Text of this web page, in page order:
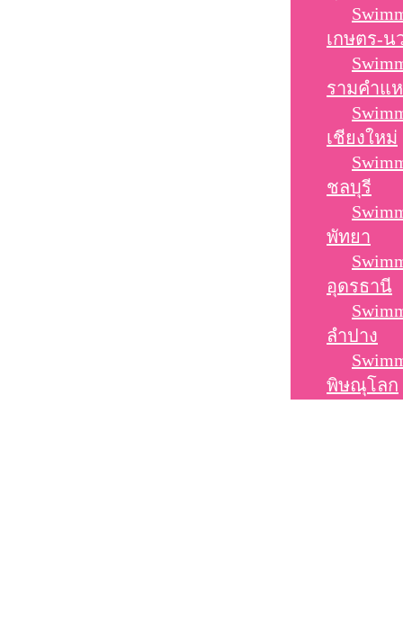
เกษตร-น
รามคำแ
เชียงใหม่
ชลบุรี
พัทยา
อุดรธานี
ลำปาง
พิษณุโลก